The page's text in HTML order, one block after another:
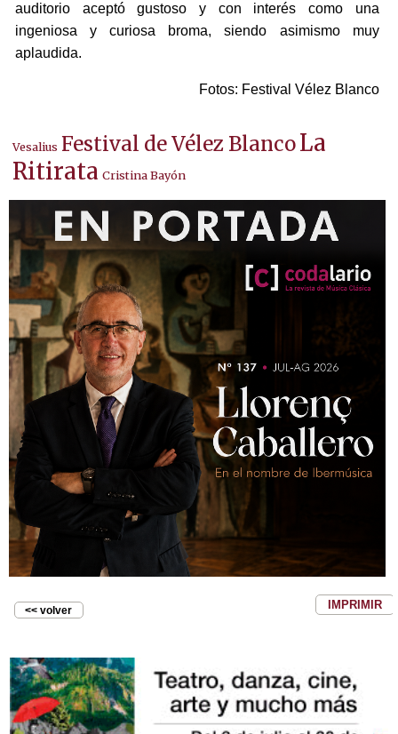
auditorio aceptó gustoso y con interés como una
ingeniosa y curiosa broma, siendo asimismo muy
aplaudida.
Fotos: Festival Vélez Blanco
Vesalius Festival de Vélez BlancoLa
Ritirata Cristina Bayón
<< volver IMPRIMIR